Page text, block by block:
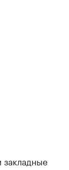
закладные